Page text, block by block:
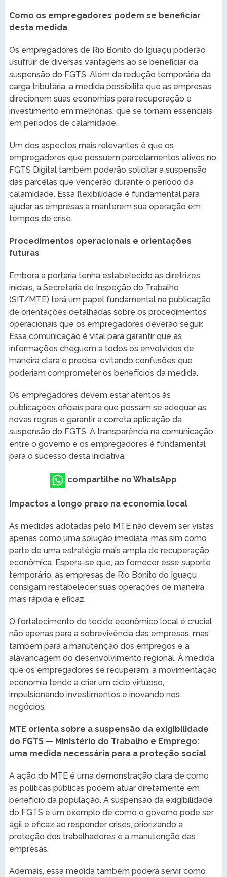
Como os empregadores podem se beneficiar
desta medida
Os empregadores de Rio Bonito do Iguaçu poderão
usufruir de diversas vantagens ao se beneficiar da
suspensão do FGTS. Além da redução temporária da
carga tributária, a medida possibilita que as empresas
direcionem suas economias para recuperação e
investimento em melhorias, que se tornam essenciais
em períodos de calamidade.
Um dos aspectos mais relevantes é que os
empregadores que possuem parcelamentos ativos no
FGTS Digital também poderão solicitar a suspensão
das parcelas que vencerão durante o período da
calamidade. Essa flexibilidade é fundamental para
ajudar as empresas a manterem sua operação em
tempos de crise.
Procedimentos operacionais e orientações
futuras
Embora a portaria tenha estabelecido as diretrizes
iniciais, a Secretaria de Inspeção do Trabalho
(SIT/MTE) terá um papel fundamental na publicação
de orientações detalhadas sobre os procedimentos
operacionais que os empregadores deverão seguir.
Essa comunicação é vital para garantir que as
informações cheguem a todos os envolvidos de
maneira clara e precisa, evitando confusões que
poderiam comprometer os benefícios da medida.
Os empregadores devem estar atentos às
publicações oficiais para que possam se adequar às
novas regras e garantir a correta aplicação da
suspensão do FGTS. A transparência na comunicação
entre o governo e os empregadores é fundamental
para o sucesso desta iniciativa.
compartilhe no WhatsApp
Impactos a longo prazo na economia local
As medidas adotadas pelo MTE não devem ser vistas
apenas como uma solução imediata, mas sim como
parte de uma estratégia mais ampla de recuperação
econômica. Espera-se que, ao fornecer esse suporte
temporário, as empresas de Rio Bonito do Iguaçu
consigam restabelecer suas operações de maneira
mais rápida e eficaz.
O fortalecimento do tecido econômico local é crucial
não apenas para a sobrevivência das empresas, mas
também para a manutenção dos empregos e a
alavancagem do desenvolvimento regional. À medida
que os empregadores se recuperam, a movimentação
economia tende a criar um ciclo virtuoso,
impulsionando investimentos e inovando nos
negócios.
MTE orienta sobre a suspensão da exigibilidade
do FGTS — Ministério do Trabalho e Emprego:
uma medida necessária para a proteção social
A ação do MTE é uma demonstração clara de como
as políticas públicas podem atuar diretamente em
benefício da população. A suspensão da exigibilidade
do FGTS é um exemplo de como o governo pode ser
ágil e eficaz ao responder crises, priorizando a
proteção dos trabalhadores e a manutenção das
empresas.
Ademais, essa medida também poderá servir como